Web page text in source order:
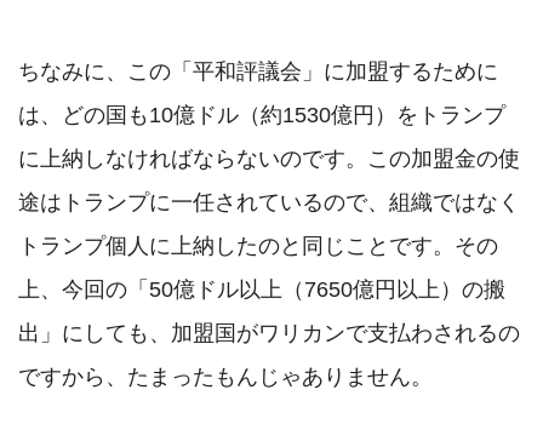
ちなみに、この「平和評議会」に加盟するために
は、どの国も10億ドル（約1530億円）をトランプ
に上納しなければならないのです。この加盟金の使
途はトランプに一任されているので、組織ではなく
トランプ個人に上納したのと同じことです。その
上、今回の「50億ドル以上（7650億円以上）の搬
出」にしても、加盟国がワリカンで支払わされるの
ですから、たまったもんじゃありません。